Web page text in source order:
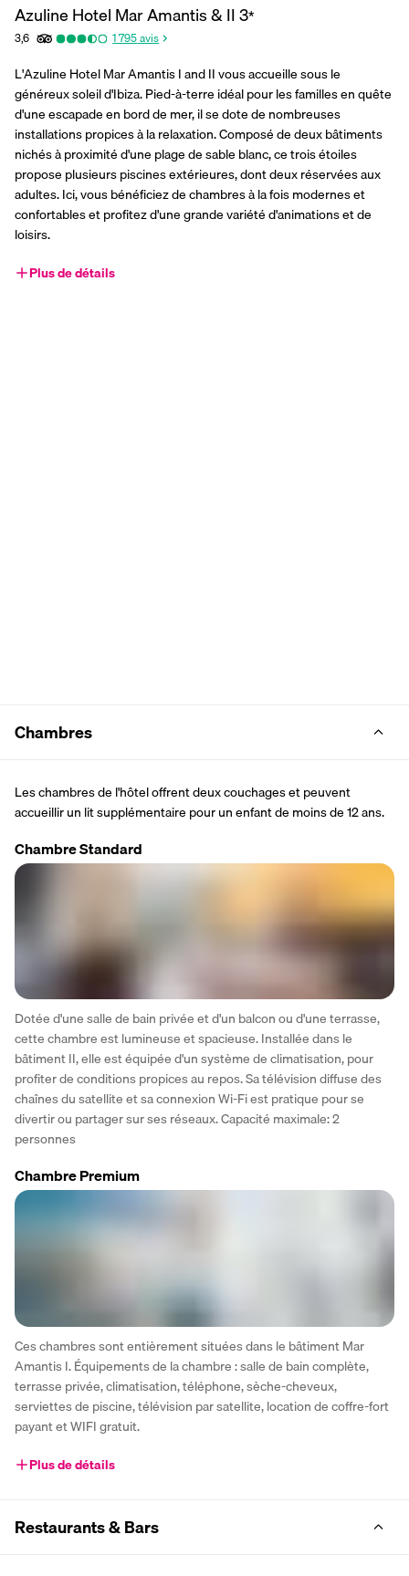
Azuline Hotel Mar Amantis & II3*
3,6 1 795avis
L'Azuline Hotel Mar Amantis I and II vous accueille sous le
généreux soleil d'Ibiza. Pied-à-terre idéal pour les familles en quête
d'une escapade en bord de mer, il se dote de nombreuses
installations propices à la relaxation. Composé de deux bâtiments
nichés à proximité d'une plage de sable blanc, ce trois étoiles
propose plusieurs piscines extérieures, dont deux réservées aux
adultes. Ici, vous bénéficiez de chambres à la fois modernes et
confortables et profitez d'une grande variété d'animations et de
loisirs.
Plus de détails
Chambres
Les chambres de l'hôtel offrent deux couchages et peuvent
accueillir un lit supplémentaire pour un enfant de moins de 12 ans.
Chambre Standard
Dotée d'une salle de bain privée et d'un balcon ou d'une terrasse,
cette chambre est lumineuse et spacieuse. Installée dans le
bâtiment II, elle est équipée d'un système de climatisation, pour
profiter de conditions propices au repos. Sa télévision diffuse des
chaînes du satellite et sa connexion Wi-Fi est pratique pour se
divertir ou partager sur ses réseaux. Capacité maximale: 2
personnes
Chambre Premium
Ces chambres sont entièrement situées dans le bâtiment Mar
Amantis I. Équipements de la chambre : salle de bain complète,
terrasse privée, climatisation, téléphone, sèche-cheveux,
serviettes de piscine, télévision par satellite, location de coffre-fort
payant et WIFI gratuit.
Plus de détails
Restaurants & Bars